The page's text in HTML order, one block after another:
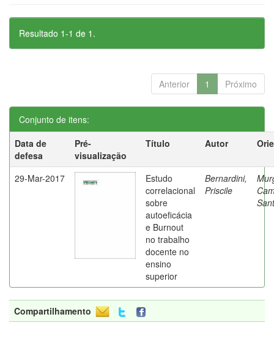
Resultado 1-1 de 1.
Anterior 1 Próximo
Conjunto de itens:
Data de
defesa
Pré-
visualização
Título Autor
29-Mar-2017
Estudo
correlacional
sobre
autoeficácia
e Burnout
no trabalho
docente no
ensino
superior
Bernardini,
Priscile
Compartilhamento